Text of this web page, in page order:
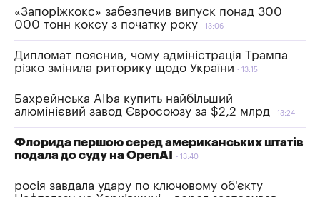
«Запоріжкокс» забезпечив випуск понад 300
000 тонн коксу з початку року
13:06
Дипломат пояснив, чому адміністрація Трампа
різко змінила риторику щодо України
13:15
Бахрейнська Alba купить найбільший
алюмінієвий завод Євросоюзу за $2,2 млрд
13:24
Флорида першою серед американських штатів
подала до суду на OpenAI
13:40
росія завдала удару по ключовому об'єкту